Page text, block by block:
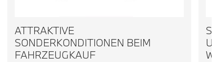
ATTRAKTIVE
SONDERKONDITIONEN BEIM
FAHRZEUGKAUF